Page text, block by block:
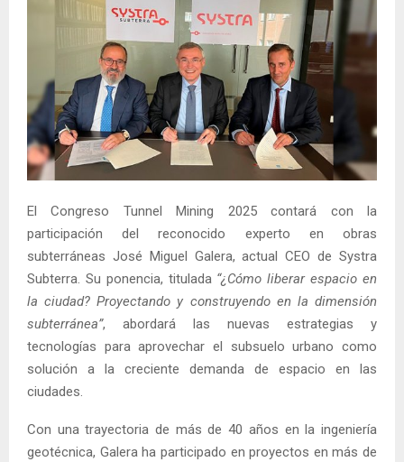
El Congreso Tunnel Mining 2025 contará con la
participación del reconocido experto en obras
subterráneas José Miguel Galera, actual CEO de Systra
Subterra. Su ponencia, titulada “¿Cómo liberar espacio en
la ciudad? Proyectando y construyendo en la dimensión
subterránea”, abordará las nuevas estrategias y
tecnologías para aprovechar el subsuelo urbano como
solución a la creciente demanda de espacio en las
ciudades.
Con una trayectoria de más de 40 años en la ingeniería
geotécnica, Galera ha participado en proyectos en más de